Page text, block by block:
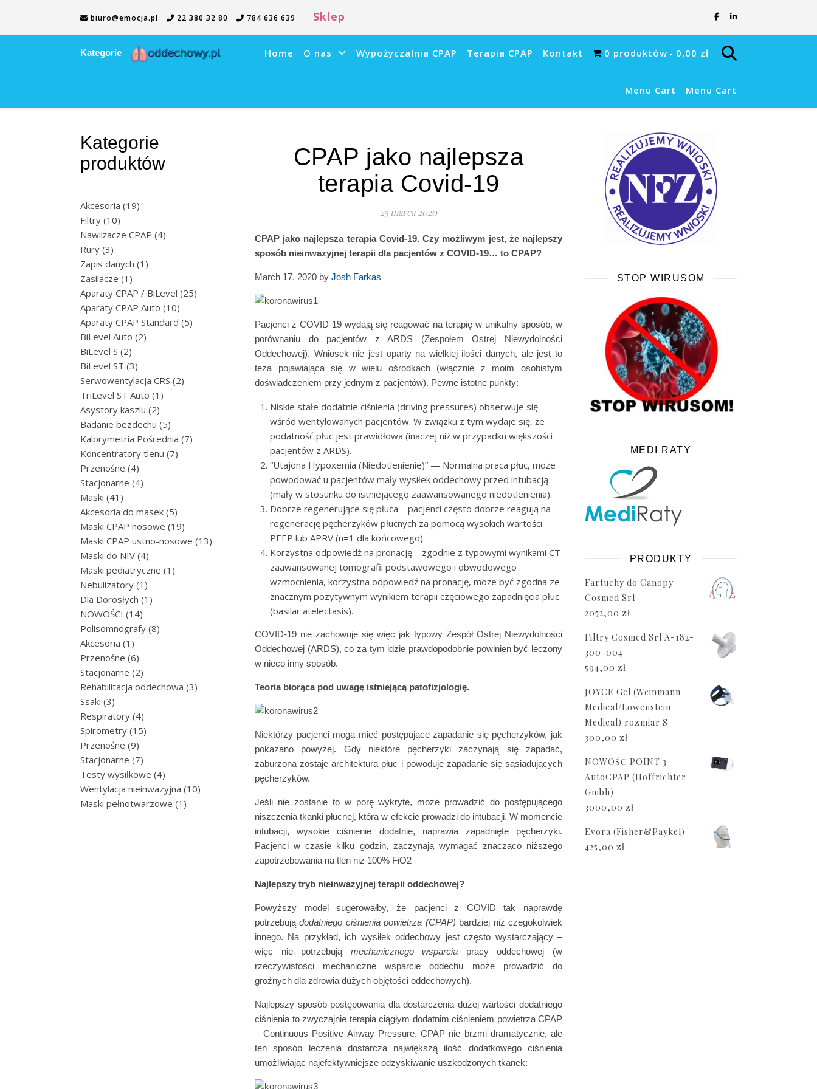
biuro@emocja.pl 22 380 32 80 784 636 639 Sklep
Kategorie Home O nas Wypożyczalnia CPAP Terapia CPAP Kontakt 0 produktów 0,00 zł
Menu Cart Menu Cart
Kategorie
produktów
Akcesoria 1919 produktów
Filtry 1010 produktów
Nawilżacze CPAP 44 produkty
Rury 33 produkty
Zapis danych 1 1 produkt
Zasilacze 1 1 produkt
Aparaty CPAP / BiLevel 2525 produktów
Aparaty CPAP Auto 1010 produktów
Aparaty CPAP Standard 55 produktów
BiLevel Auto 22 produkty
BiLevel S 22 produkty
BiLevel ST 33 produkty
Serwowentylacja CRS 22 produkty
TriLevel ST Auto 1 1 produkt
Asystory kaszlu 22 produkty
Badanie bezdechu 55 produktów
Kalorymetria Pośrednia 77 produktów
Koncentratory tlenu 77 produktów
Przenośne 44 produkty
Stacjonarne 44 produkty
Maski 41 41 produktów
Akcesoria do masek 55 produktów
Maski CPAP nosowe 1919 produktów
Maski CPAP ustno-nosowe 1313 produktów
Maski do NIV 44 produkty
Maski pediatryczne 1 1 produkt
Nebulizatory 1 1 produkt
Dla Dorosłych 1 1 produkt
NOWOŚCI 1414 produktów
Polisomnografy 88 produktów
Akcesoria 1 1 produkt
Przenośne 66 produktów
Stacjonarne 22 produkty
Rehabilitacja oddechowa 33 produkty
Ssaki 33 produkty
Respiratory 44 produkty
Spirometry 1515 produktów
Przenośne 99 produktów
Stacjonarne 77 produktów
Testy wysiłkowe 44 produkty
Wentylacja nieinwazyjna 1010 produktów
Maski pełnotwarzowe 1 1 produkt
CPAP jako najlepsza
terapia Covid-19
25 marca 2020
CPAP jako najlepsza terapia Covid-19. Czy możliwym jest, że najlepszy
sposób nieinwazyjnej terapii dla pacjentów z COVID-19… to CPAP?
March 17, 2020 by Josh Farkas
Pacjenci z COVID-19 wydają się reagować na terapię w unikalny sposób, w
porównaniu do pacjentów z ARDS (Zespołem Ostrej Niewydolności
Oddechowej). Wniosek nie jest oparty na wielkiej ilości danych, ale jest to
teza pojawiająca się w wielu ośrodkach (włącznie z moim osobistym
doświadczeniem przy jednym z pacjentów). Pewne istotne punkty:
Niskie stałe dodatnie ciśnienia (driving pressures) obserwuje się
wśród wentylowanych pacjentów. W związku z tym wydaje się, że
podatność płuc jest prawidłowa (inaczej niż w przypadku większości
pacjentów z ARDS).
“Utajona Hypoxemia (Niedotlenienie)” — Normalna praca płuc, może
powodować u pacjentów mały wysiłek oddechowy przed intubacją
(mały w stosunku do istniejącego zaawansowanego niedotlenienia).
Dobrze regenerujące się płuca – pacjenci często dobrze reagują na
regenerację pęcherzyków płucnych za pomocą wysokich wartości
PEEP lub APRV (n=1 dla końcowego).
Korzystna odpowiedź na pronację – zgodnie z typowymi wynikami CT
zaawansowanej tomografii podstawowego i obwodowego
wzmocnienia, korzystna odpowiedź na pronację, może być zgodna ze
znacznym pozytywnym wynikiem terapii częciowego zapadnięcia płuc
(basilar atelectasis).
COVID-19 nie zachowuje się więc jak typowy Zespół Ostrej Niewydolności
Oddechowej (ARDS), co za tym idzie prawdopodobnie powinien być leczony
w nieco inny sposób.
Teoria biorąca pod uwagę istniejącą patofizjologię.
Niektórzy pacjenci mogą mieć postępujące zapadanie się pęcherzyków, jak
pokazano powyżej. Gdy niektóre pęcherzyki zaczynają się zapadać,
zaburzona zostaje architektura płuc i powoduje zapadanie się sąsiadujących
pęcherzyków.
Jeśli nie zostanie to w porę wykryte, może prowadzić do postępującego
niszczenia tkanki płucnej, która w efekcie prowadzi do intubacji. W momencie
intubacji, wysokie ciśnienie dodatnie, naprawia zapadnięte pęcherzyki.
Pacjenci w czasie kilku godzin, zaczynają wymagać znacząco niższego
zapotrzebowania na tlen niż 100% FiO2
Najlepszy tryb nieinwazyjnej terapii oddechowej?
Powyższy model sugerowałby, że pacjenci z COVID tak naprawdę
potrzebujądodatniego ciśnienia powietrza (CPAP) bardziej niż czegokolwiek
innego. Na przykład, ich wysiłek oddechowy jest często wystarczający –
więc nie potrzebują mechanicznego wsparcia pracy oddechowej (w
rzeczywistości mechaniczne wsparcie oddechu może prowadzić do
groźnych dla zdrowia dużych objętości oddechowych).
Najlepszy sposób postępowania dla dostarczenia dużej wartości dodatniego
ciśnienia to zwyczajnie terapia ciągłym dodatnim ciśnieniem powietrza CPAP
– Continuous Positive Airway Pressure. CPAP nie brzmi dramatycznie, ale
ten sposób leczenia dostarcza największą ilość dodatkowego ciśnienia
umożliwiając najefektywniejsze odzyskiwanie uszkodzonych tkanek:
STOP WIRUSOM
MEDI RATY
PRODUKTY
Fartuchy do Canopy
Cosmed Srl
2052,00 zł
Filtry Cosmed Srl A-182-
300-004
594,00 zł
JOYCE Gel (Weinmann
Medical/Lowenstein
Medical) rozmiar S
300,00 zł
NOWOŚĆ POINT 3
AutoCPAP (Hoffrichter
Gmbh)
3000,00 zł
Evora (Fisher&Paykel)
425,00 zł